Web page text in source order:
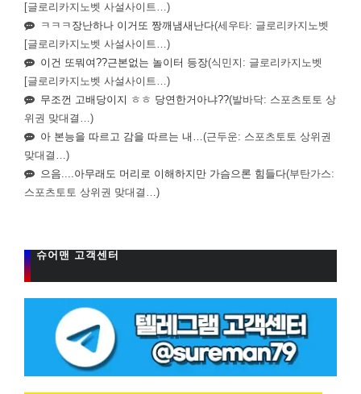
[글로리카지노벳 사설사이트…)
ㅋㅋㅋ장난하나 이거또 짱깨냄새난다(세우타: 글로리카지노벳
[글로리카지노벳 사설사이트…)
이건 또뭐여??근본없는 놀이터 등장(식민지: 글로리카지노벳
[글로리카지노벳 사설사이트…)
무조껀 고배당이지 ㅎㅎ 당연한거아냐??(발바닥: 스포츠토토 상
위권 맞대결…)
아 본능을 따르고 감을 따르는 내… (근두운: 스포츠토토 상위권
맞대결…)
으음....아무래도 머리로 이해하지만 가슴으론 힘들다(부탄가스:
스포츠토토 상위권 맞대결…)
슈어맨 고객센터